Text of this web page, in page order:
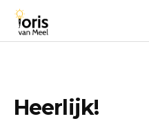
Heerlijk!